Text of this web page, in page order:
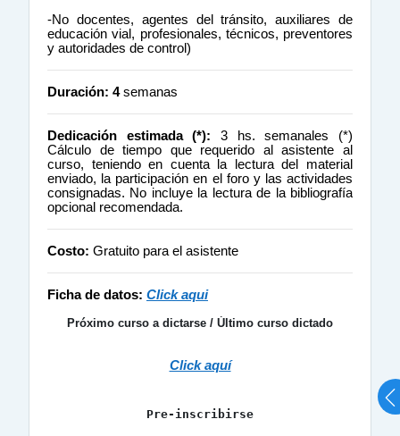
-No docentes, agentes del tránsito, auxiliares de
educación vial, profesionales, técnicos, preventores
y autoridades de control)
Duración: 4semanas
Dedicación estimada (*): 3 hs. semanales (*)
Cálculo de tiempo que requerido al asistente al
curso, teniendo en cuenta la lectura del material
enviado, la participación en el foro y las actividades
consignadas. No incluye la lectura de la bibliografía
opcional recomendada.
Costo: Gratuito para el asistente
Ficha de datos: Click aqui
Próximo curso a dictarse / Último curso dictado
Click aquí
Pre-inscribirse